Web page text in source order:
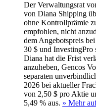
Der Verwaltungsrat
von Diana Shipping
ohne Kontrollprämie
empfohlen, nicht
dem Angebotspreis
30 $ und InvestingPro
Diana hat die Frist
anzuheben, Gencos
separaten
2026 bei aktueller
von 2,50 $ pro Aktie
5,49 % aus. » Mehr